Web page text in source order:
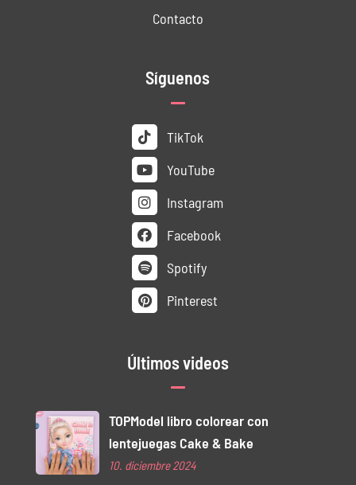
Contacto
Síguenos
TikTok
YouTube
Instagram
Facebook
Spotify
Pinterest
Últimos videos
TOPModel libro colorear con
lentejuegas Cake & Bake
10. diciembre 2024